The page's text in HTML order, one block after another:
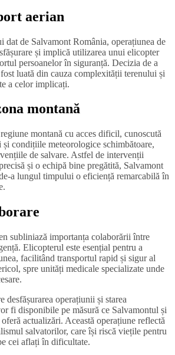
aerian
dat de Salvamont România, operațiunea de
și implică utilizarea unui elicopter
persoanelor în siguranță. Decizia de a
luată din cauza complexității terenului și
a celor implicați.
montană
montană cu acces dificil, cunoscută
condițiile meteorologice schimbătoare,
de salvare. Astfel de intervenții
și o echipă bine pregătită, Salvamont
a lungul timpului o eficiență remarcabilă în
subliniază importanța colaborării între
Elicopterul este esențial pentru a
facilitând transportul rapid și sigur al
spre unități medicale specializate unde
desfășurarea operațiunii și starea
fi disponibile pe măsură ce Salvamontul și
actualizări. Această operațiune reflectă
salvatorilor, care își riscă viețile pentru
cei aflați în dificultate.